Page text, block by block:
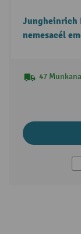
Jungheinrich
nemesacél
47